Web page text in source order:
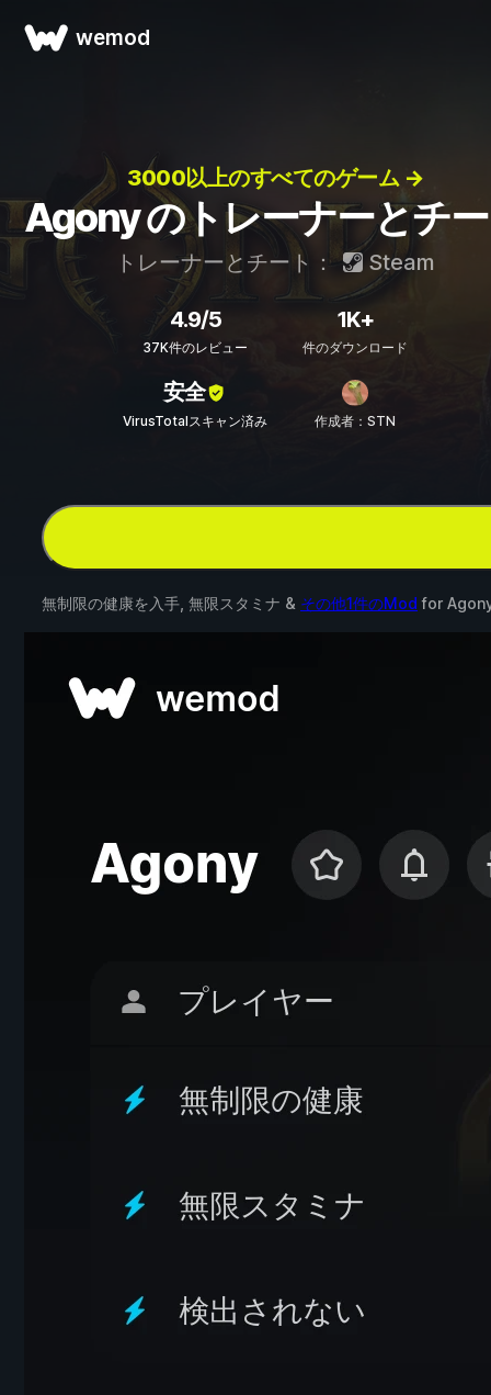
wemod
3000以上のすべてのゲーム →
Agony のトレーナーとチ
トレーナーとチート： Steam
4.9/5
37K件のレビュー
1K+
件のダウンロード
安全
VirusTotalスキャン済み 作成者：STN
無制限の健康を入手, 無限スタミナ & その他1件のMod for